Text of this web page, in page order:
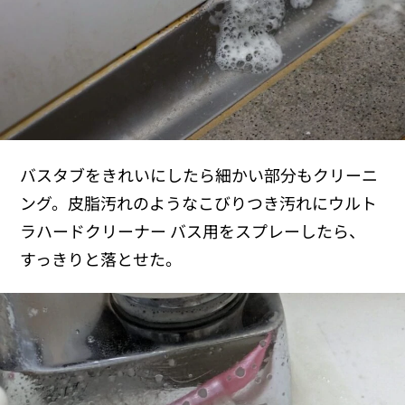
バスタブをきれいにしたら細かい部分もクリーニ
ング。皮脂汚れのようなこびりつき汚れにウルト
ラハードクリーナー バス用をスプレーしたら、
すっきりと落とせた。